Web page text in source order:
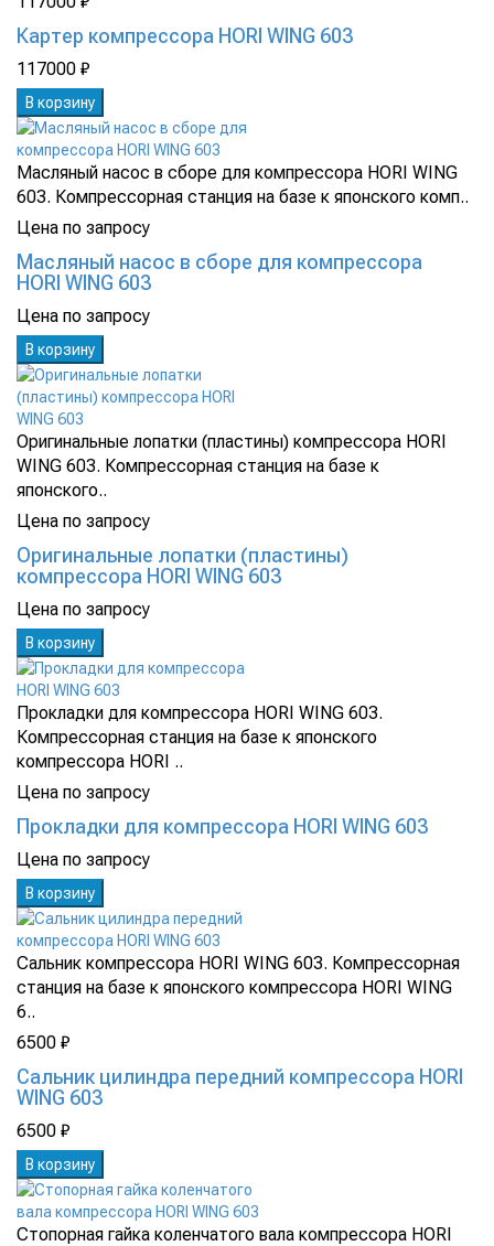
Картер компрессора HORI WING 603
117000 ₽
В корзину
Масляный насос в сборе для компрессора HORI WING
603. Компрессорная станция на базе к японского комп..
Цена по запросу
Масляный насос в сборе для компрессора
HORI WING 603
Цена по запросу
В корзину
Оригинальные лопатки (пластины) компрессора HORI
WING 603. Компрессорная станция на базе к
японского..
Цена по запросу
Оригинальные лопатки (пластины)
компрессора HORI WING 603
Цена по запросу
В корзину
Прокладки для компрессора HORI WING 603.
Компрессорная станция на базе к японского
компрессора HORI ..
Цена по запросу
Прокладки для компрессора HORI WING 603
Цена по запросу
В корзину
Сальник компрессора HORI WING 603. Компрессорная
станция на базе к японского компрессора HORI WING
6..
6500 ₽
Сальник цилиндра передний компрессора HORI
WING 603
6500 ₽
В корзину
Стопорная гайка коленчатого вала компрессора HORI